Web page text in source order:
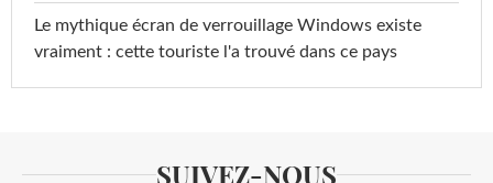
Le mythique écran de verrouillage Windows existe
vraiment : cette touriste l'a trouvé dans ce pays
SUIVEZ-NOUS